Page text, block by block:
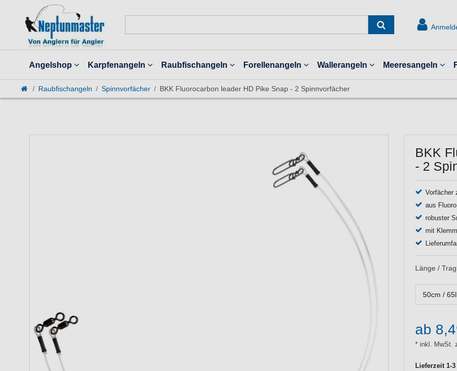
Angelshop Karpfenangeln Raubfischangeln Forellenangeln Wallerangeln Meeresangeln
Raubfischangeln Spinnvorfächer BKK Fluorocarbon leader HD Pike Snap - 2 Spinnvorfächer
BKK
- 2
Vorfächer
aus Fluoro
robuster
mit
Länge /
50cm /
ab
* inkl. MwSt.
Lieferzeit 1-